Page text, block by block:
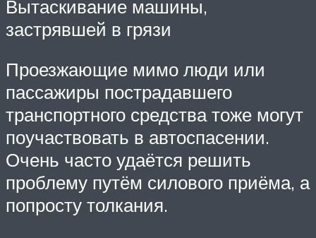
Вытаскивание машины,
застрявшей в грязи
Проезжающие мимо люди или
пассажиры пострадавшего
транспортного средства тоже могут
поучаствовать в автоспасении.
Очень часто удаётся решить
проблему путём силового приёма, а
попросту толкания.